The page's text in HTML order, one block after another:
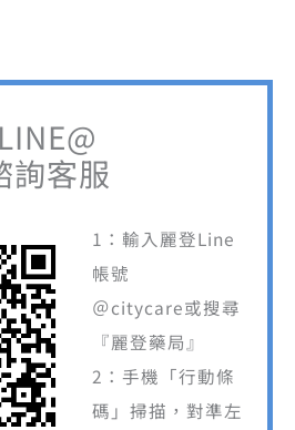
LINE@
詢客服
1：輸入麗登Line
帳號
＠citycare或搜尋
『麗登藥局』
2：手機「行動條
碼」掃描，對準左